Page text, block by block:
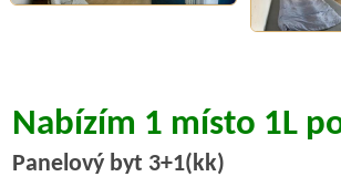
Nabízím 1 místo 1L
Panelový byt 3+1(kk)